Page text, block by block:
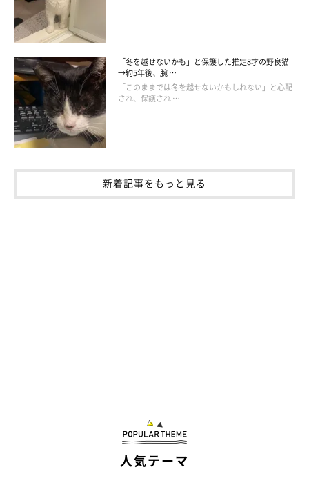
「冬を越せないかも」と保護した推定8才の野良猫
→約5年後、腕 …
「このままでは冬を越せないかもしれない」と心配
され、保護され …
新着記事をもっと見る
人気テーマ